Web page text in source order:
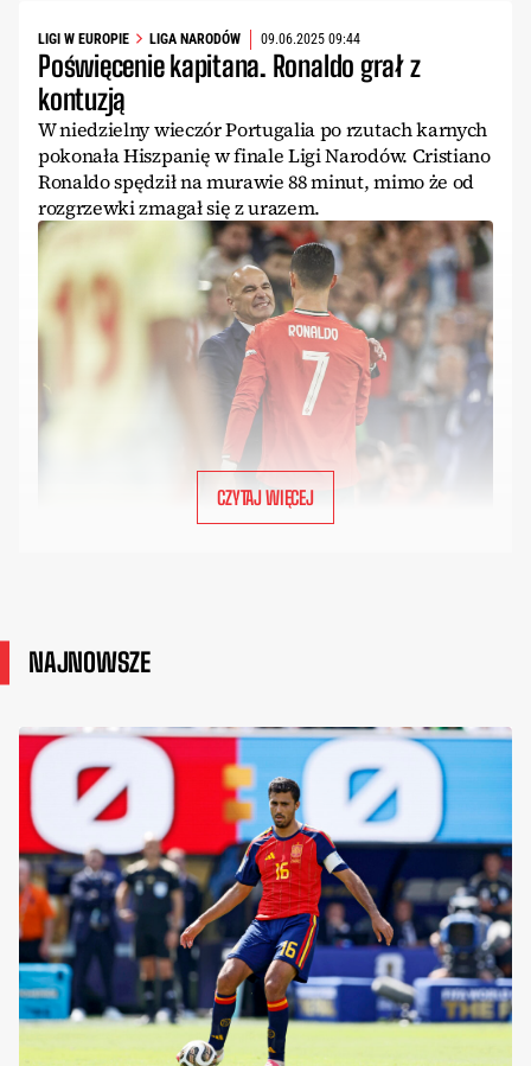
LIGI W EUROPIE LIGA NARODÓW 09.06.2025 09:44
Poświęcenie kapitana. Ronaldo grał z
kontuzją
W niedzielny wieczór Portugalia po rzutach karnych
pokonała Hiszpanię w finale Ligi Narodów. Cristiano
Ronaldo spędził na murawie 88 minut, mimo że od
rozgrzewki zmagał się z urazem.
CZYTAJ WIĘCEJ
NAJNOWSZE